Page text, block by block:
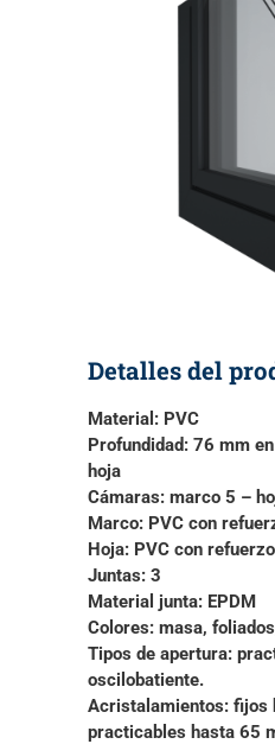
Detalles del
Material: PVC
Profundidad: 76 mm
hoja
Cámaras: marco 5 –
Marco: PVC con
Hoja: PVC con
Juntas: 3
Material junta: EPDM
Colores: masa,
Tipos de apertura:
oscilobatiente.
Acristalamientos: fijos
practicables hasta 65